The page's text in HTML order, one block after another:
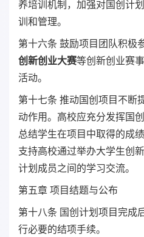
养培训机制，加强对国创计
训和管理。
第十六条 鼓励项目团队积极
创新创业大赛等创新创业赛
活动。
第十七条 推动国创项目不断
动作用。高校应充分发挥国
总结学生在项目中取得的成
支持高校通过举办大学生创
计划成员之间的学习交流。
第五章 项目结题与公布
第十八条 国创计划项目完成
行必要的结项手续。